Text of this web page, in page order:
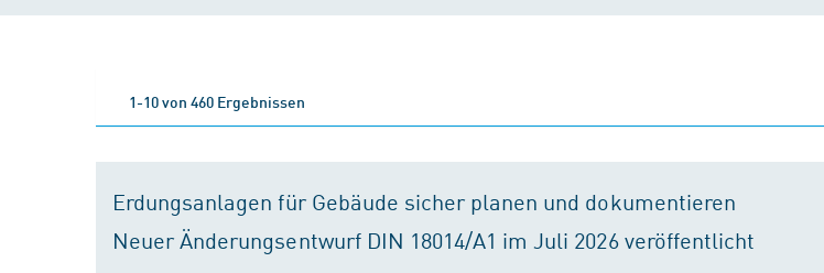
1-10 von 460 Ergebnissen
Erdungsanlagen für Gebäude sicher planen und dokumentieren
Neuer Änderungsentwurf DIN 18014/A1 im Juli 2026 veröffentlicht